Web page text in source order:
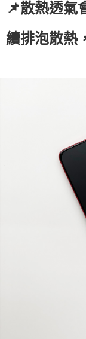
📌散熱透氣
續排泡散熱